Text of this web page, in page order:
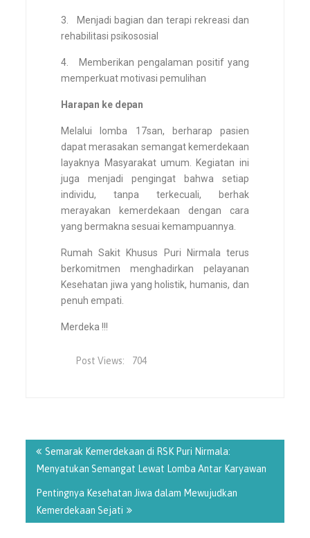
3. Menjadi bagian dan terapi rekreasi dan
rehabilitasi psikososial
4. Memberikan pengalaman positif yang
memperkuat motivasi pemulihan
Harapan ke depan
Melalui lomba 17san, berharap pasien
dapat merasakan semangat kemerdekaan
layaknya Masyarakat umum. Kegiatan ini
juga menjadi pengingat bahwa setiap
individu, tanpa terkecuali, berhak
merayakan kemerdekaan dengan cara
yang bermakna sesuai kemampuannya.
Rumah Sakit Khusus Puri Nirmala terus
berkomitmen menghadirkan pelayanan
Kesehatan jiwa yang holistik, humanis, dan
penuh empati.
Merdeka !!!
Post Views: 704
Semarak Kemerdekaan di RSK Puri Nirmala:
Menyatukan Semangat Lewat Lomba Antar Karyawan
Pentingnya Kesehatan Jiwa dalam Mewujudkan
Kemerdekaan Sejati